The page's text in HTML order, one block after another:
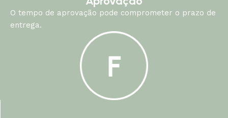
O tempo de aprovação pode comprometer o prazo de
entrega.